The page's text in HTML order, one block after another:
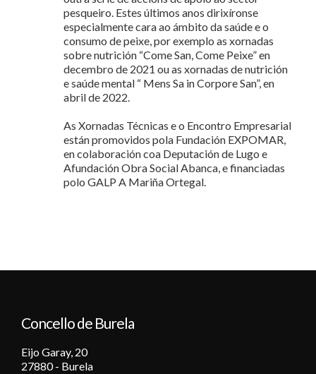
pesqueiro. Estes últimos anos dirixíronse
especialmente cara ao ámbito da saúde e o
consumo de peixe, por exemplo as xornadas
sobre nutrición “Come San, Come Peixe” en
decembro de 2021 ou as xornadas de nutrición
e saúde mental “ Mens Sa in Corpore San”, en
abril de 2022.
As Xornadas Técnicas e o Encontro Empresarial
están promovidos pola Fundación EXPOMAR,
en colaboración coa Deputación de Lugo e
Afundación Obra Social Abanca, e financiadas
polo GALP A Mariña Ortegal.
Concello de Burela
Eijo Garay, 20
27880 - Burela